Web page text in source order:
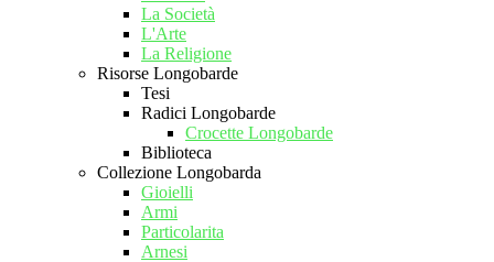
La Società
L'Arte
La Religione
Risorse Longobarde
Tesi
Radici Longobarde
Crocette Longobarde
Biblioteca
Collezione Longobarda
Gioielli
Armi
Particolarita
Arnesi